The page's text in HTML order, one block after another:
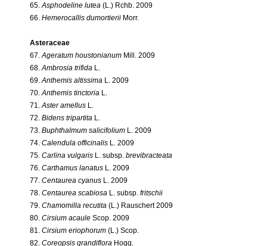
65.Asphodeline lutea (L.) Rchb. 2009
66. Hemerocallis dumortierii Morr.
Asteraceae
67.Ageratum houstonianum Mill. 2009
68.Ambrosia trifida L.
69.Anthemis altissima L. 2009
70.Anthemis tinctoria L.
71.Aster amellus L.
72. Bidens tripartita L.
73. Buphthalmum salicifolium L. 2009
74. Calendula officinalis L. 2009
75. Carlina vulgaris L. subsp. brevibracteata
76. Carthamus lanatus L. 2009
77. Centaurea cyanus L. 2009
78. Centaurea scabiosa L. subsp. fritschii
79. Chamomilla recutita (L.) Rauschert 2009
80. Cirsium acaule Scop. 2009
81. Cirsium eriophorum (L.) Scop.
82. Coreopsis grandiflora Hogg.